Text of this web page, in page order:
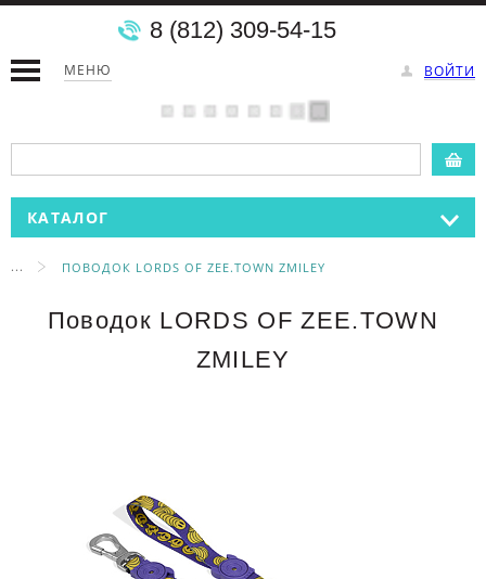
МЕНЮ ВОЙТИ
8 (812) 309-54-15
КАТАЛОГ
... ПОВОДОК LORDS OF ZEE.TOWN ZMILEY
Поводок LORDS OF ZEE.TOWN
ZMILEY